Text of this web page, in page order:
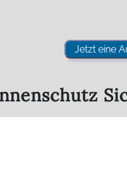
Jetzt eine